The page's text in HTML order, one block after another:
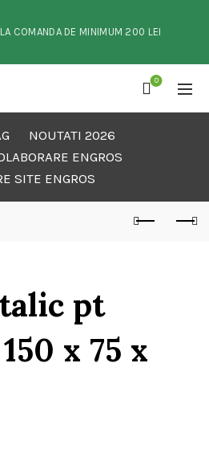
COMANDA DE MINIMUM 200 LEI
0
NOUTATI 2026
ENGROS
SITE ENGROS
pt
x 75 x